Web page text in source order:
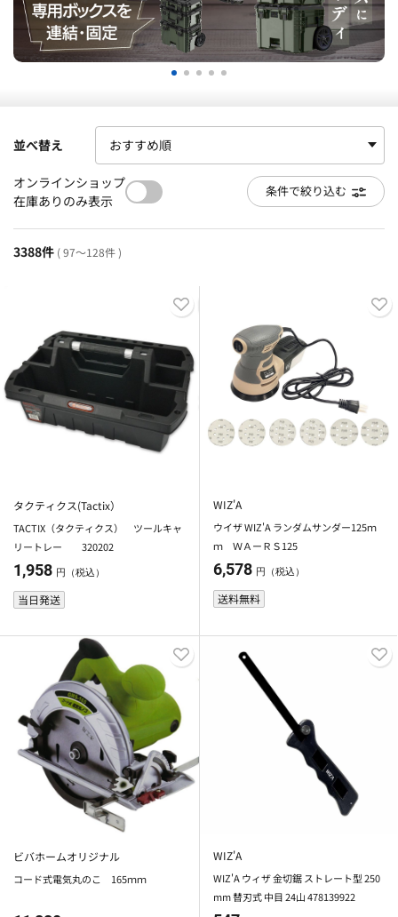
並べ替え
オンラインショップ
在庫ありのみ表示
条件で絞り込む
3388件 ( 97～128件 )
タクティクス(Tactix）
TACTIX（タクティクス） ツールキャ
リートレー 320202
1,958 円（税込）
当日発送
WIZ'A
ウイザ WIZ'A ランダムサンダー125ｍ
ｍ ＷＡーＲＳ125
6,578 円（税込）
送料無料
ビバホームオリジナル
コード式電気丸のこ 165ｍｍ
WIZ'A
WIZ'A ウィザ 金切鋸 ストレート型 250
mm 替刃式 中目 24山 478139922